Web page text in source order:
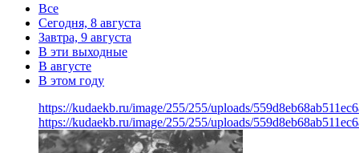
Все
Сегодня, 8 августа
Завтра, 9 августа
В эти выходные
В августе
В этом году
https://kudaekb.ru/image/255/255/uploads/
https://kudaekb.ru/image/255/255/uploads/